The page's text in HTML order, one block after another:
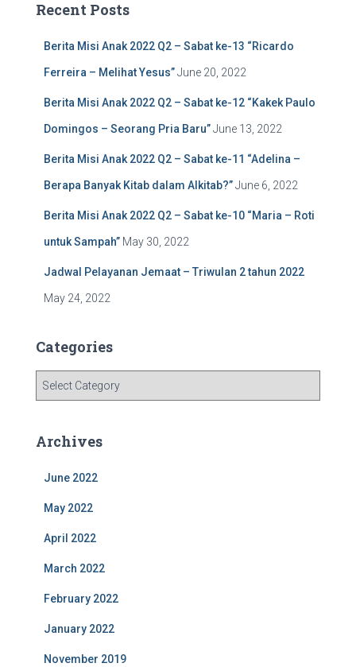
h
Recent Posts
Berita Misi Anak 2022 Q2 – Sabat ke-13 “Ricardo
Ferreira – Melihat Yesus”June 20, 2022
Berita Misi Anak 2022 Q2 – Sabat ke-12 “Kakek Paulo
Domingos – Seorang Pria Baru”June 13, 2022
Berita Misi Anak 2022 Q2 – Sabat ke-11 “Adelina –
Berapa Banyak Kitab dalam Alkitab?”June 6, 2022
Berita Misi Anak 2022 Q2 – Sabat ke-10 “Maria – Roti
untuk Sampah” May 30, 2022
Jadwal Pelayanan Jemaat – Triwulan 2 tahun 2022
May 24, 2022
Categories
gArchives
June 2022
May 2022
April 2022
March 2022
February 2022
January 2022
November 2019